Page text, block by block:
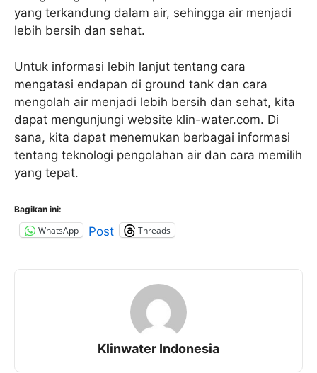
yang terkandung dalam air, sehingga air menjadi
lebih bersih dan sehat.
Untuk informasi lebih lanjut tentang cara
mengatasi endapan di ground tank dan cara
mengolah air menjadi lebih bersih dan sehat, kita
dapat mengunjungi website klin-water.com. Di
sana, kita dapat menemukan berbagai informasi
tentang teknologi pengolahan air dan cara memilih
yang tepat.
Bagikan ini:
WhatsApp Post Threads
Klinwater Indonesia